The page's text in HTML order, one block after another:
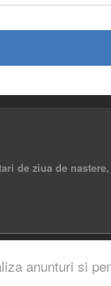
anunturi si
de ziua de